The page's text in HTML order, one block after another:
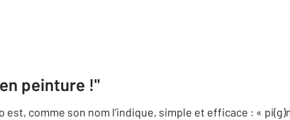
peinture !"
est, comme son nom l’indique, simple et efficace : «